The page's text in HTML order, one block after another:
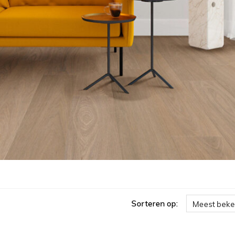
Sorteren op: Meest